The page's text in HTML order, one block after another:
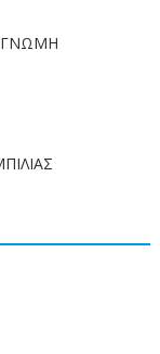
ΓΝΩΜΗ